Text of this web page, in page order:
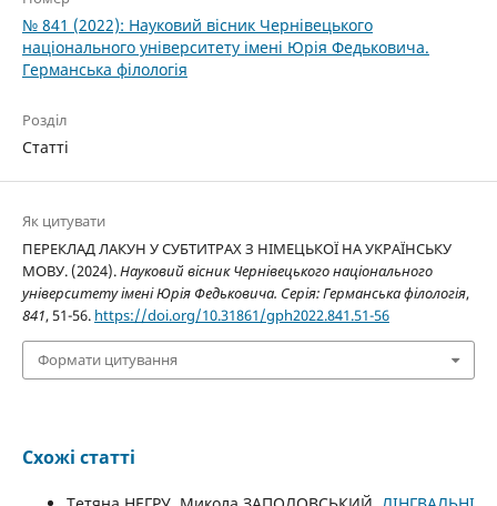
№ 841 (2022): Науковий вісник Чернівецького
національного університету імені Юрія Федьковича.
Германська філологія
Розділ
Статті
Як цитувати
ПЕРЕКЛАД ЛАКУН У СУБТИТРАХ З НІМЕЦЬКОЇ НА УКРАЇНСЬКУ
МОВУ. (2024).Науковий вісник Чернівецького національного
університету імені Юрія Федьковича. Серія: Германська філологія,
841, 51-56. https://doi.org/10.31861/gph2022.841.51-56
Формати цитування
Схожі статті